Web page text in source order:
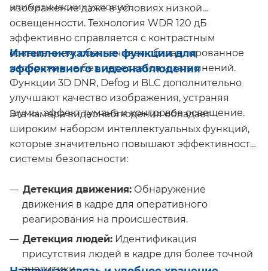
климатических условий.
изображение даже в условиях низкой
освещенности. Технология WDR 120 дБ
эффективно справляется с контрастным
освещением, обеспечивая сбалансированное
изображение без пересветов и затемнений.
Функции 3D DNR, Defog и BLC дополнительно
улучшают качество изображения, устраняя
шумы, эффект тумана и контровое освещение.
Интеллектуальные функции для
эффективного видеонаблюдения
Эта камера видеонаблюдения обладает
широким набором интеллектуальных функций,
которые значительно повышают эффективность
системы безопасности:
Детекция движения: Обнаружение
движения в кадре для оперативного
реагирования на происшествия.
Детекция людей: Идентификация
присутствия людей в кадре для более точной